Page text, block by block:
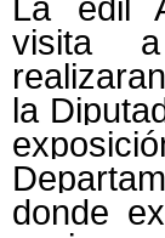
La edil
visita a
la
donde